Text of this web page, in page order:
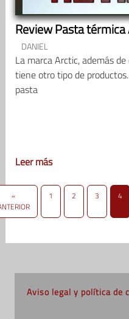
Review Pasta
DANIEL
La marca Arctic, además
tiene otro tipo de
pasta
Leer más
«
1 2 3 4
Aviso legal y política de